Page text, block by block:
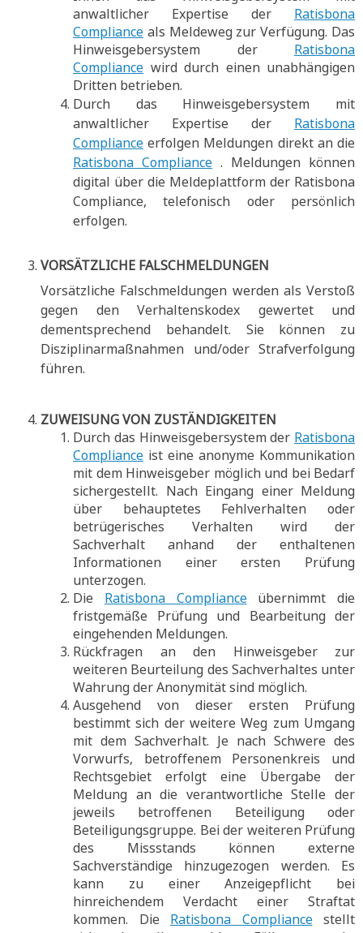
anwaltlicher Expertise der Ratisbona
Compliance als Meldeweg zur Verfügung. Das
Hinweisgebersystem der Ratisbona
Compliance wird durch einen unabhängigen
Dritten betrieben.
Durch das Hinweisgebersystem mit
anwaltlicher Expertise der Ratisbona
Compliance erfolgen Meldungen direkt an die
Ratisbona Compliance . Meldungen können
digital über die Meldeplattform der Ratisbona
Compliance, telefonisch oder persönlich
erfolgen.
VORSÄTZLICHE FALSCHMELDUNGEN
Vorsätzliche Falschmeldungen werden als Verstoß
gegen den Verhaltenskodex gewertet und
dementsprechend behandelt. Sie können zu
Disziplinarmaßnahmen und/oder Strafverfolgung
führen.
ZUWEISUNG VON ZUSTÄNDIGKEITEN
Durch das Hinweisgebersystem der Ratisbona
Compliance ist eine anonyme Kommunikation
mit dem Hinweisgeber möglich und bei Bedarf
sichergestellt. Nach Eingang einer Meldung
über behauptetes Fehlverhalten oder
betrügerisches Verhalten wird der
Sachverhalt anhand der enthaltenen
Informationen einer ersten Prüfung
unterzogen.
Die Ratisbona Complianceübernimmt die
fristgemäße Prüfung und Bearbeitung der
eingehenden Meldungen.
Rückfragen an den Hinweisgeber zur
weiteren Beurteilung des Sachverhaltes unter
Wahrung der Anonymität sind möglich.
Ausgehend von dieser ersten Prüfung
bestimmt sich der weitere Weg zum Umgang
mit dem Sachverhalt. Je nach Schwere des
Vorwurfs, betroffenem Personenkreis und
Rechtsgebiet erfolgt eine Übergabe der
Meldung an die verantwortliche Stelle der
jeweils betroffenen Beteiligung oder
Beteiligungsgruppe. Bei der weiteren Prüfung
des Missstands können externe
Sachverständige hinzugezogen werden. Es
kann zu einer Anzeigepflicht bei
hinreichendem Verdacht einer Straftat
kommen. Die Ratisbona Compliancestellt